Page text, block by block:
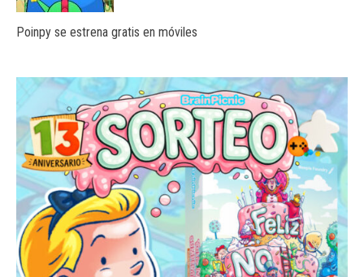
Poinpy se estrena gratis en móviles